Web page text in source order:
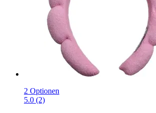
2 Optionen
5.0 (2)